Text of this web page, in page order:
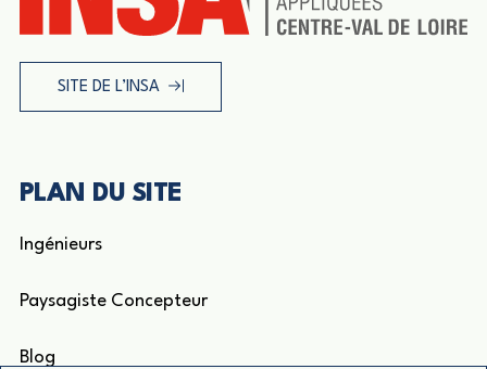
SITE DE L’INSA
PLAN DU SITE
Ingénieurs
Paysagiste Concepteur
Blog